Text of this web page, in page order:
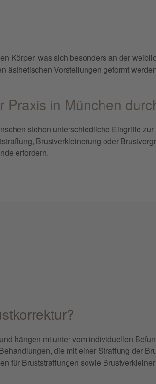
Körper, was sich besonders an der
ästhetischen Vorstellungen geformt
Praxis in München
stehen unterschiedliche Eingriffe
Brustverkleinerung oder
erfordern.
hängen mitunter vom individuellen
die mit einer Straffung der
für Bruststraffungen sowie